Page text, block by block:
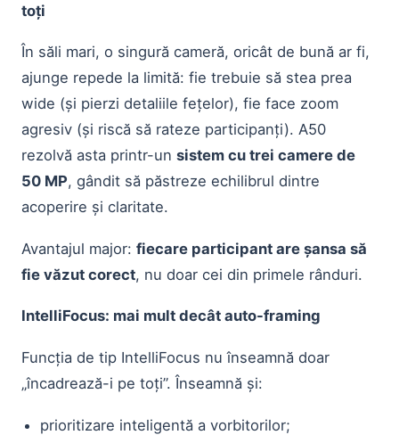
toți
În săli mari, o singură cameră, oricât de bună ar fi,
ajunge repede la limită: fie trebuie să stea prea
wide (și pierzi detaliile fețelor), fie face zoom
agresiv (și riscă să rateze participanți). A50
rezolvă asta printr-un sistem cu trei camere de
50 MP, gândit să păstreze echilibrul dintre
acoperire și claritate.
Avantajul major: fiecare participant are șansa să
fie văzut corect, nu doar cei din primele rânduri.
IntelliFocus: mai mult decât auto-framing
Funcția de tip IntelliFocus nu înseamnă doar
„încadrează-i pe toți”. Înseamnă și:
prioritizare inteligentă a vorbitorilor;